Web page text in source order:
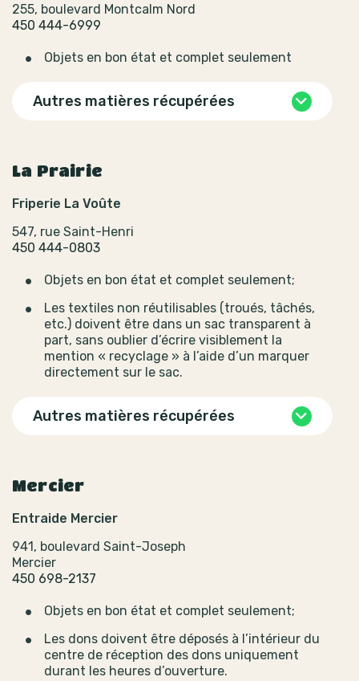
255, boulevard Montcalm Nord
450 444-6999
Objets en bon état et complet seulement
Autres matières récupérées
La Prairie
Friperie La Voûte
547, rue Saint-Henri
450 444-0803
Objets en bon état et complet seulement;
Les textiles non réutilisables (troués, tâchés,
etc.) doivent être dans un sac transparent à
part, sans oublier d’écrire visiblement la
mention « recyclage » à l’aide d’un marquer
directement sur le sac.
Autres matières récupérées
Mercier
Entraide Mercier
941, boulevard Saint-Joseph
Mercier
450 698-2137
Objets en bon état et complet seulement;
Les dons doivent être déposés à l’intérieur du
centre de réception des dons uniquement
durant les heures d’ouverture.